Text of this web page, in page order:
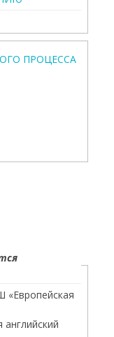
ПРОЦЕССА
английский